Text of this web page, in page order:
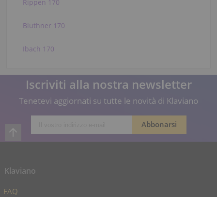
Rippen 170
Bluthner 170
Ibach 170
Iscriviti alla nostra newsletter
Tenetevi aggiornati su tutte le novità di Klaviano
Klaviano
FAQ